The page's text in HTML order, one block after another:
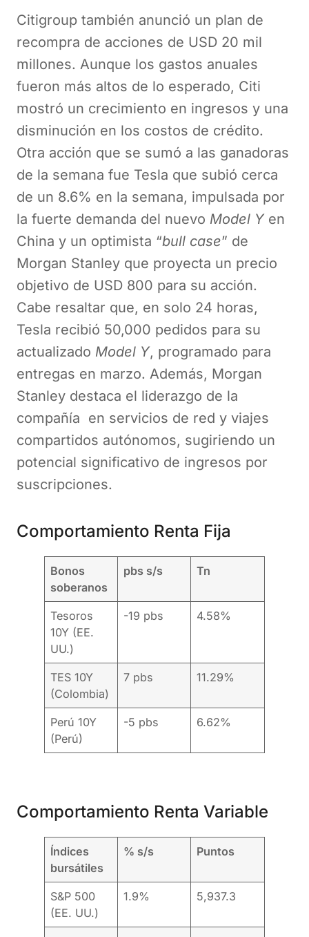
Citigroup también anunció un plan de
recompra de acciones de USD 20 mil
millones. Aunque los gastos anuales
fueron más altos de lo esperado, Citi
mostró un crecimiento en ingresos y una
disminución en los costos de crédito.
Otra acción que se sumó a las ganadoras
de la semana fue Tesla que subió cerca
de un 8.6% en la semana, impulsada por
la fuerte demanda del nuevo Model Yen
China y un optimista “bull case” de
Morgan Stanley que proyecta un precio
objetivo de USD 800 para su acción.
Cabe resaltar que, en solo 24 horas,
Tesla recibió 50,000 pedidos para su
actualizado Model Y, programado para
entregas en marzo. Además, Morgan
Stanley destaca el liderazgo de la
compañía en servicios de red y viajes
compartidos autónomos, sugiriendo un
potencial significativo de ingresos por
suscripciones.
Comportamiento Renta Fija
Bonos
soberanos
pbs s/s Tn
Tesoros
10Y (EE.
UU.)
-19 pbs 4.58%
TES 10Y
(Colombia)
7 pbs 11.29%
Perú 10Y
(Perú)
-5 pbs 6.62%
Comportamiento Renta Variable
Índices
bursátiles
% s/s Puntos
S&P 500
(EE. UU.)
1.9% 5,937.3